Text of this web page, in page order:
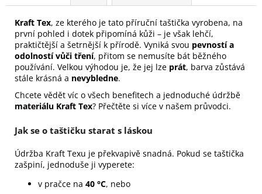
Kraft Tex, ze kterého je tato příruční taštička vyrobena, na
první pohled i dotek připomíná kůži – je však lehčí,
praktičtější a šetrnější k přírodě. Vyniká svou pevností a
odolností vůči tření, přitom se nemusíte bát běžného
používání. Velkou výhodou je, že jej lze prát, barva zůstává
stále krásná a nevybledne.
Chcete vědět víc o všech benefitech a jednoduché údržbě
materiálu Kraft Tex? Přečtěte si více v našem průvodci.
Jak se o taštičku starat s láskou
Údržba Kraft Texu je překvapivě snadná. Pokud se taštička
zašpiní, jednoduše ji vyperete:
v pračce na 40 °C, nebo